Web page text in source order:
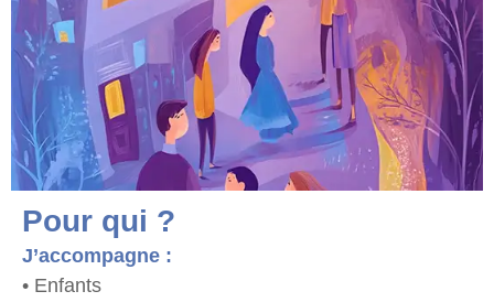
Pour qui ?
J’accompagne :
• Enfants